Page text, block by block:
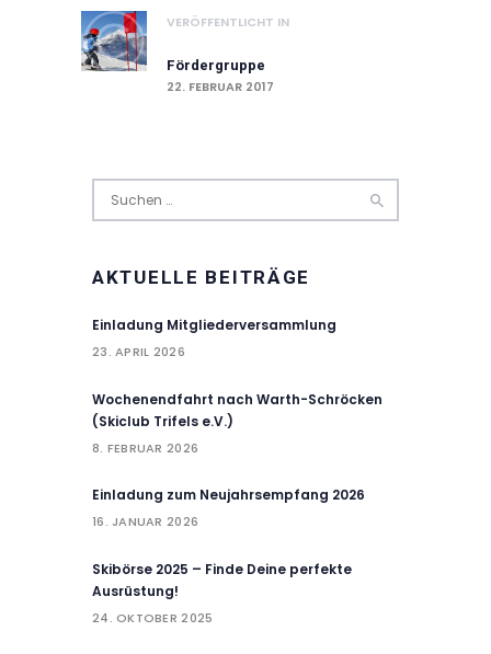
VERÖFFENTLICHT IN
Fördergruppe
22. FEBRUAR 2017
nach:
AKTUELLE BEITRÄGE
Einladung Mitgliederversammlung
23. APRIL 2026
Wochenendfahrt nach Warth-Schröcken
(Skiclub Trifels e.V.)
8. FEBRUAR 2026
Einladung zum Neujahrsempfang 2026
16. JANUAR 2026
Skibörse 2025 – Finde Deine perfekte
Ausrüstung!
24. OKTOBER 2025